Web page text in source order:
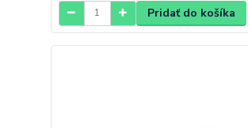
Pridať do košíka